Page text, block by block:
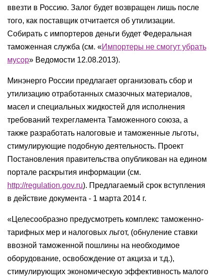
ввезти в Россию. Залог будет возвращен лишь после
того, как поставщик отчитается об утилизации.
Собирать с импортеров деньги будет Федеральная
таможенная служба (см. «Импортеры не смогут убрать
мусор» Ведомости 12.08.2013).
Минэнерго России предлагает организовать сбор и
утилизацию отработанных смазочных материалов,
масел и специальных жидкостей для исполнения
требований техрегламента Таможенного союза, а
также разработать налоговые и таможенные льготы,
стимулирующие подобную деятельность. Проект
Постановления правительства опубликован на едином
портале раскрытия информации (см.
http://regulation.gov.ru). Предлагаемый срок вступления
в действие документа - 1 марта 2014 г.
«Целесообразно предусмотреть комплекс таможенно-
тарифных мер и налоговых льгот, (обнуление ставки
ввозной таможенной пошлины на необходимое
оборудование, освобождение от акциза и т.д.),
стимулирующих экономическую эффективность малого